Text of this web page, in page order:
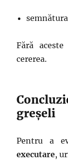
Fără
cererea.
greșeli
Pentru a
executare,